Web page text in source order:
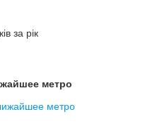
за рік
метро
метро